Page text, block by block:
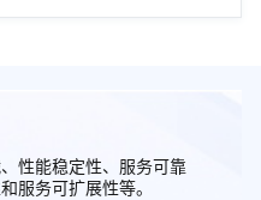
性能稳定性、服务可靠
服务可扩展性等。